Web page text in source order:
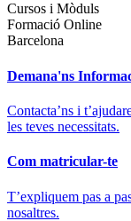
Cursos i Mòduls
Formació Online
Barcelona
Demana'ns
Contacta’ns i
les teves necessitats.
Com matricular-te
T’expliquem pas a
nosaltres.